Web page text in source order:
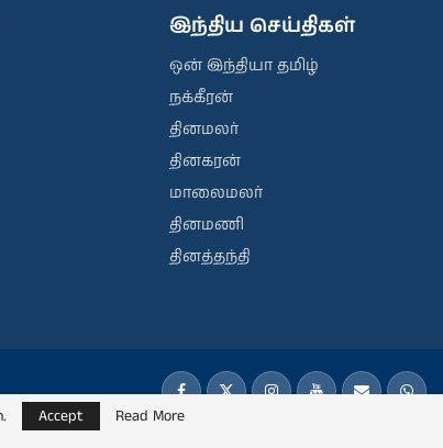
இந்திய செய்திகள்
ஒன் இந்தியா தமிழ்
நக்கீரன்
தினமலர்
தினகரன்
மாலைமலர்
தினமணி
தினத்தந்தி
Accept Read More